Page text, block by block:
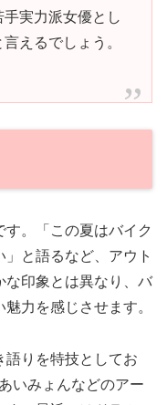
実力派女優とし
えるでしょう。
。「この夏はバイク
と語るなど、アウト
な印象とは異なり、バ
力を感じさせます。
語りを特技としてお
いみょんなどのアー